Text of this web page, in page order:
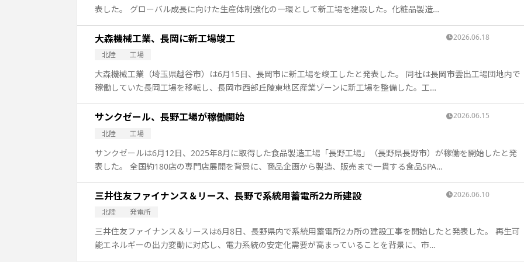
表した。 グローバル成長に向けた生産体制強化の一環として新工場を建設した。化粧品製造…
大森機械工業、長岡に新工場竣工
北陸 工場
2026.06.18
大森機械工業（埼玉県越谷市）は6月15日、長岡市に新工場を竣工したと発表した。 同社は長岡市雲出工場団地内で
稼働していた長岡工場を移転し、長岡市西部丘陵東地区産業ゾーンに新工場を整備した。工…
サンクゼール、長野工場が稼働開始
北陸 工場
2026.06.15
サンクゼールは6月12日、2025年8月に取得した食品製造工場「長野工場」（長野県長野市）が稼働を開始したと発
表した。 全国約180店の専門店展開を背景に、商品企画から製造、販売まで一貫する食品SPA…
三井住友ファイナンス＆リース、長野で系統用蓄電所2カ所建設
北陸 発電所
2026.06.10
三井住友ファイナンス＆リースは6月8日、長野県内で系統用蓄電所2カ所の建設工事を開始したと発表した。 再生可
能エネルギーの出力変動に対応し、電力系統の安定化需要が高まっていることを背景に、市…